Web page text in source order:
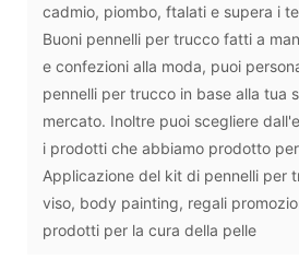
cadmio, piombo, ftalati e supera i
Buoni pennelli per trucco fatti a
e confezioni alla moda, puoi
pennelli per trucco in base alla tua
mercato. Inoltre puoi scegliere
i prodotti che abbiamo prodotto
Applicazione del kit di pennelli per
viso, body painting, regali
prodotti per la cura della pelle